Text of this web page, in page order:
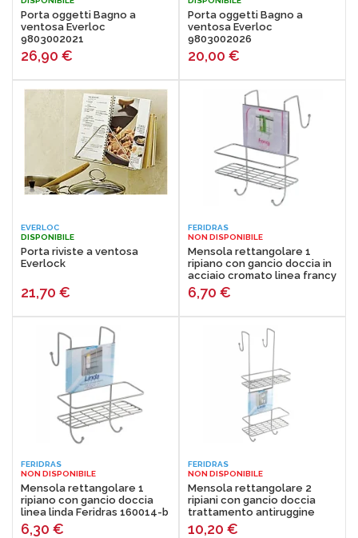
passioni sono la nostra spinta a fare meglio.
Porta oggetti Bagno a
ventosa Everloc
9803002021
26,90 €
Porta oggetti Bagno a
ventosa Everloc
9803002026
20,00 €
EVERLOC
DISPONIBILE
Porta riviste a ventosa
Everlock
21,70 €
FERIDRAS
NON DISPONIBILE
Mensola rettangolare 1
ripiano con gancio doccia in
acciaio cromato linea francy
Feridras 160026-b
6,70 €
FERIDRAS
NON DISPONIBILE
Mensola rettangolare 1
ripiano con gancio doccia
linea linda Feridras 160014-b
6,30 €
FERIDRAS
NON DISPONIBILE
Mensola rettangolare 2
ripiani con gancio doccia
trattamento antiruggine
linea linda Feridras 160013-b
10,20 €